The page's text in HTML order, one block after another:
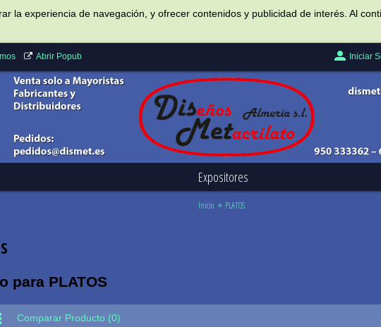
la experiencia de navegación, y ofrecer contenidos y publicidad de interés. Al
Abrir Popub Iniciar
Expositores
Inicio PLATOS
para PLATOS
Comparar Producto (0)